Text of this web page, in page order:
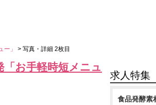
ー」 > 写真・詳細 2枚目
お手軽時短メニュ
求人特集
食品発酵素